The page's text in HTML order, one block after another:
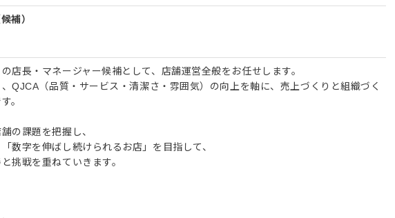
補）
の店長・マネージャー候補として、店舗運営全般をお任せします。
QJCA（品質・サービス・清潔さ・雰囲気）の向上を軸に、売上づくりと組織づく
。
の課題を把握し、
数字を伸ばし続けられるお店」を目指して、
挑戦を重ねていきます。